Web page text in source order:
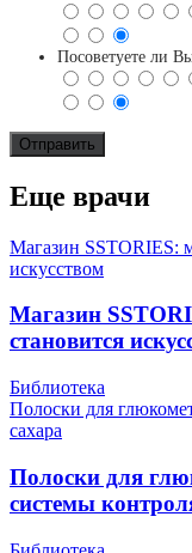
Посоветуете ли
Еще врачи
Магазин SSTORIES:
искусством
Магазин
становится
Библиотека
Полоски для
сахара
Полоски для
системы